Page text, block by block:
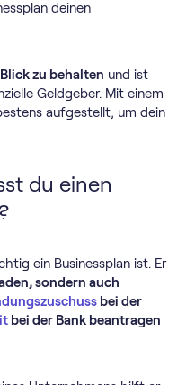
deinen
zu behalten und ist
Geldgeber. Mit einem
aufgestellt, um dein
du einen
ein Businessplan ist. Er
sondern auch
bei der
bei der Bank beantragen